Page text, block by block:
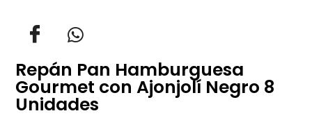
Repán Pan Hamburguesa
Gourmet con Ajonjolí Negro 8
Unidades